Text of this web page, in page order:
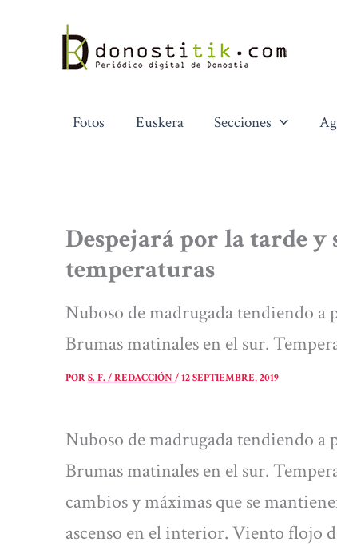
contenido
Fotos Euskera Secciones
Despejará por la tarde y
temperaturas
Nuboso de madrugada tendiendo a
Brumas matinales en el sur.
PORS. F. / REDACCIÓN/12 SEPTIEMBRE, 2019
Nuboso de madrugada tendiendo a
Brumas matinales en el sur.
cambios y máximas que se
ascenso en el interior. Viento flojo